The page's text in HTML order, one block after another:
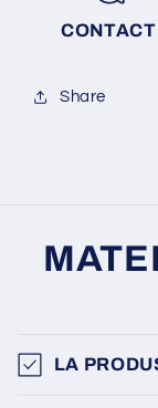
CONTACT
Share
LA